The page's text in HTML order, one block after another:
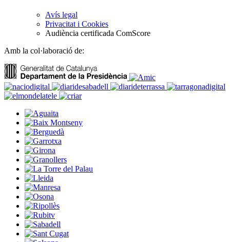
Avís legal
Privacitat i Cookies
Audiència certificada ComScore
Amb la col·laboració de: